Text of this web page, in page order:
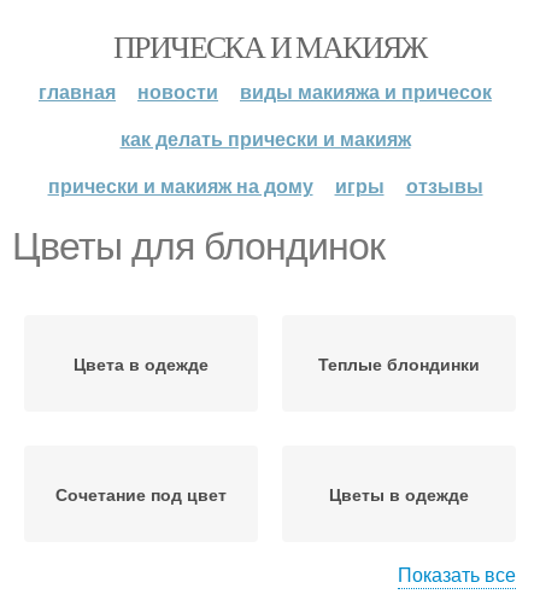
ПРИЧЕСКА И МАКИЯЖ
главная новости
виды макияжа и причесок
как делать прически и макияж
прически и макияж на дому
игры отзывы
Цветы для блондинок
Цвета в одежде Теплые блондинки
Сочетание под цвет Цветы в одежде
Показать все